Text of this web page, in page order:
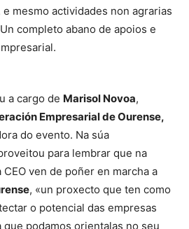
mesmo actividades non agrarias
completo abano de apoios e
a cargo de Marisol Novoa,
Empresarial de Ourense,
do evento. Na súa
para lembrar que na
ven de poñer en marcha a
, «un proxecto que ten como
o potencial das empresas
podamos orientalas no seu